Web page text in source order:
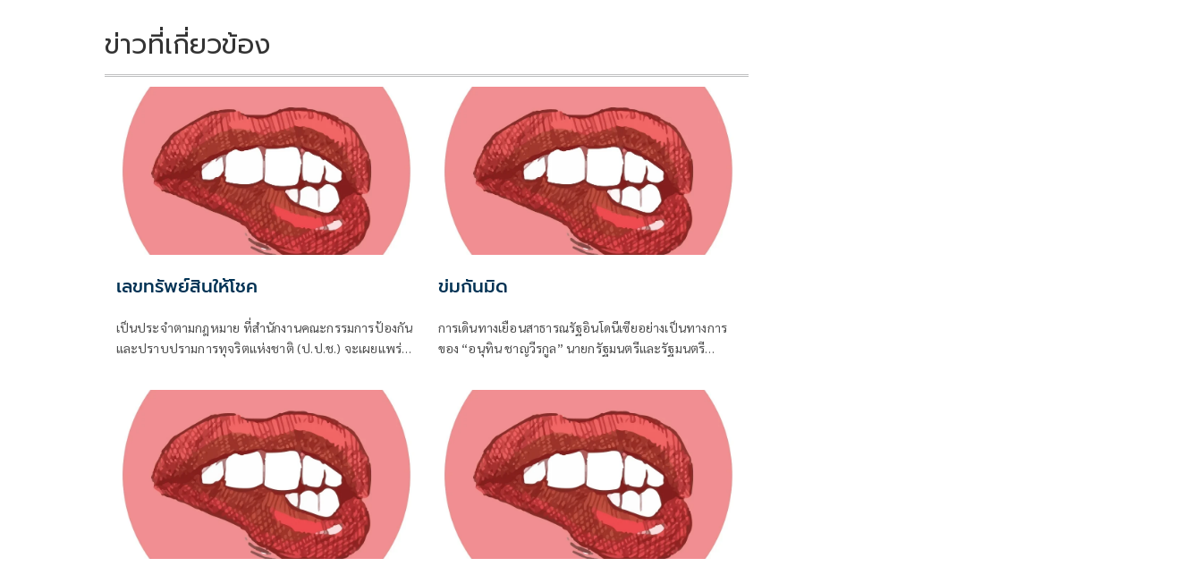
k k
ข่าวที่เกี่ยวข้อง
เลขทรัพย์สินให้โชค
เป็นประจำตามกฎหมาย ที่สำนักงานคณะกรรมการป้องกัน
และปราบปรามการทุจริตแห่งชาติ (ป.ป.ช.) จะเผยแพร่
ทางการเมือง ไม่ว่าจะเป็นกรณีเข้ารับตำแหน่ง หรือพ้นจาก
ตำแหน่ง
ข่มกันมิด
การเดินทางเยือนสาธารณรัฐอินโดนีเซียอย่างเป็นทางการ
ของ “อนุทิน ชาญวีรกูล” นายกรัฐมนตรีและรัฐมนตรี
ครั้งประวัติศาสตร์ ที่สะท้อนถึงเกียรติภูมิอันโดดเด่นของ
ประเทศไทยบนเวทีโลกได้อย่างชัดเจน